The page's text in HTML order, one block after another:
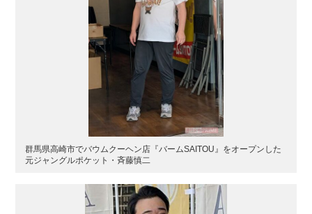
群馬県高崎市でバウムクーヘン店『バームSAITOU』をオープンした
元ジャングルポケット・斉藤慎二